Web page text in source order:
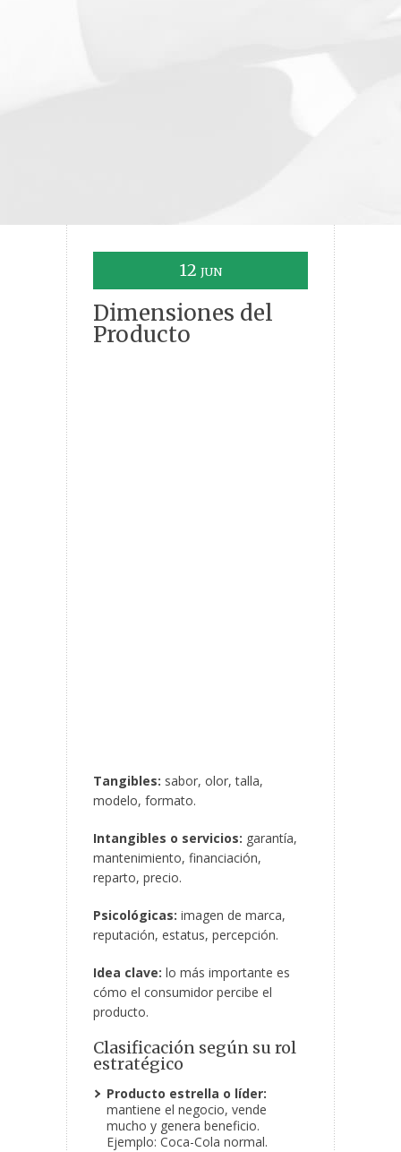
12 JUN
Dimensiones del
Producto
Tangibles: sabor, olor, talla,
modelo, formato.
Intangibles o servicios: garantía,
mantenimiento, financiación,
reparto, precio.
Psicológicas: imagen de marca,
reputación, estatus, percepción.
Idea clave: lo más importante es
cómo el consumidor percibe el
producto.
Clasificación según su rol
estratégico
Producto estrella o líder:
mantiene el negocio, vende
mucho y genera beneficio.
Ejemplo: Coca-Cola normal.